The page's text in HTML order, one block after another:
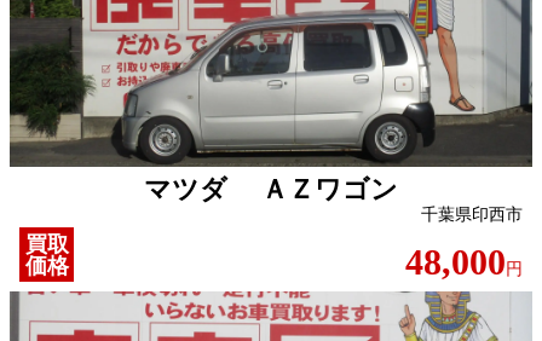
マツダ ＡＺワゴン
千葉県印西市
買取
価格
48,000 円